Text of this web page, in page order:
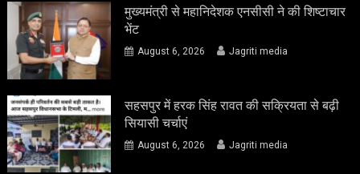
मुख्यमंत्री से महानिदेशक एनसीसी ने की शिष्टाचार
भेंट
August 6, 2026 Jagriti media
सहसपुर में हरक सिंह रावत की सक्रियता से बढ़ी
सियासी चर्चाएं
August 6, 2026 Jagriti media